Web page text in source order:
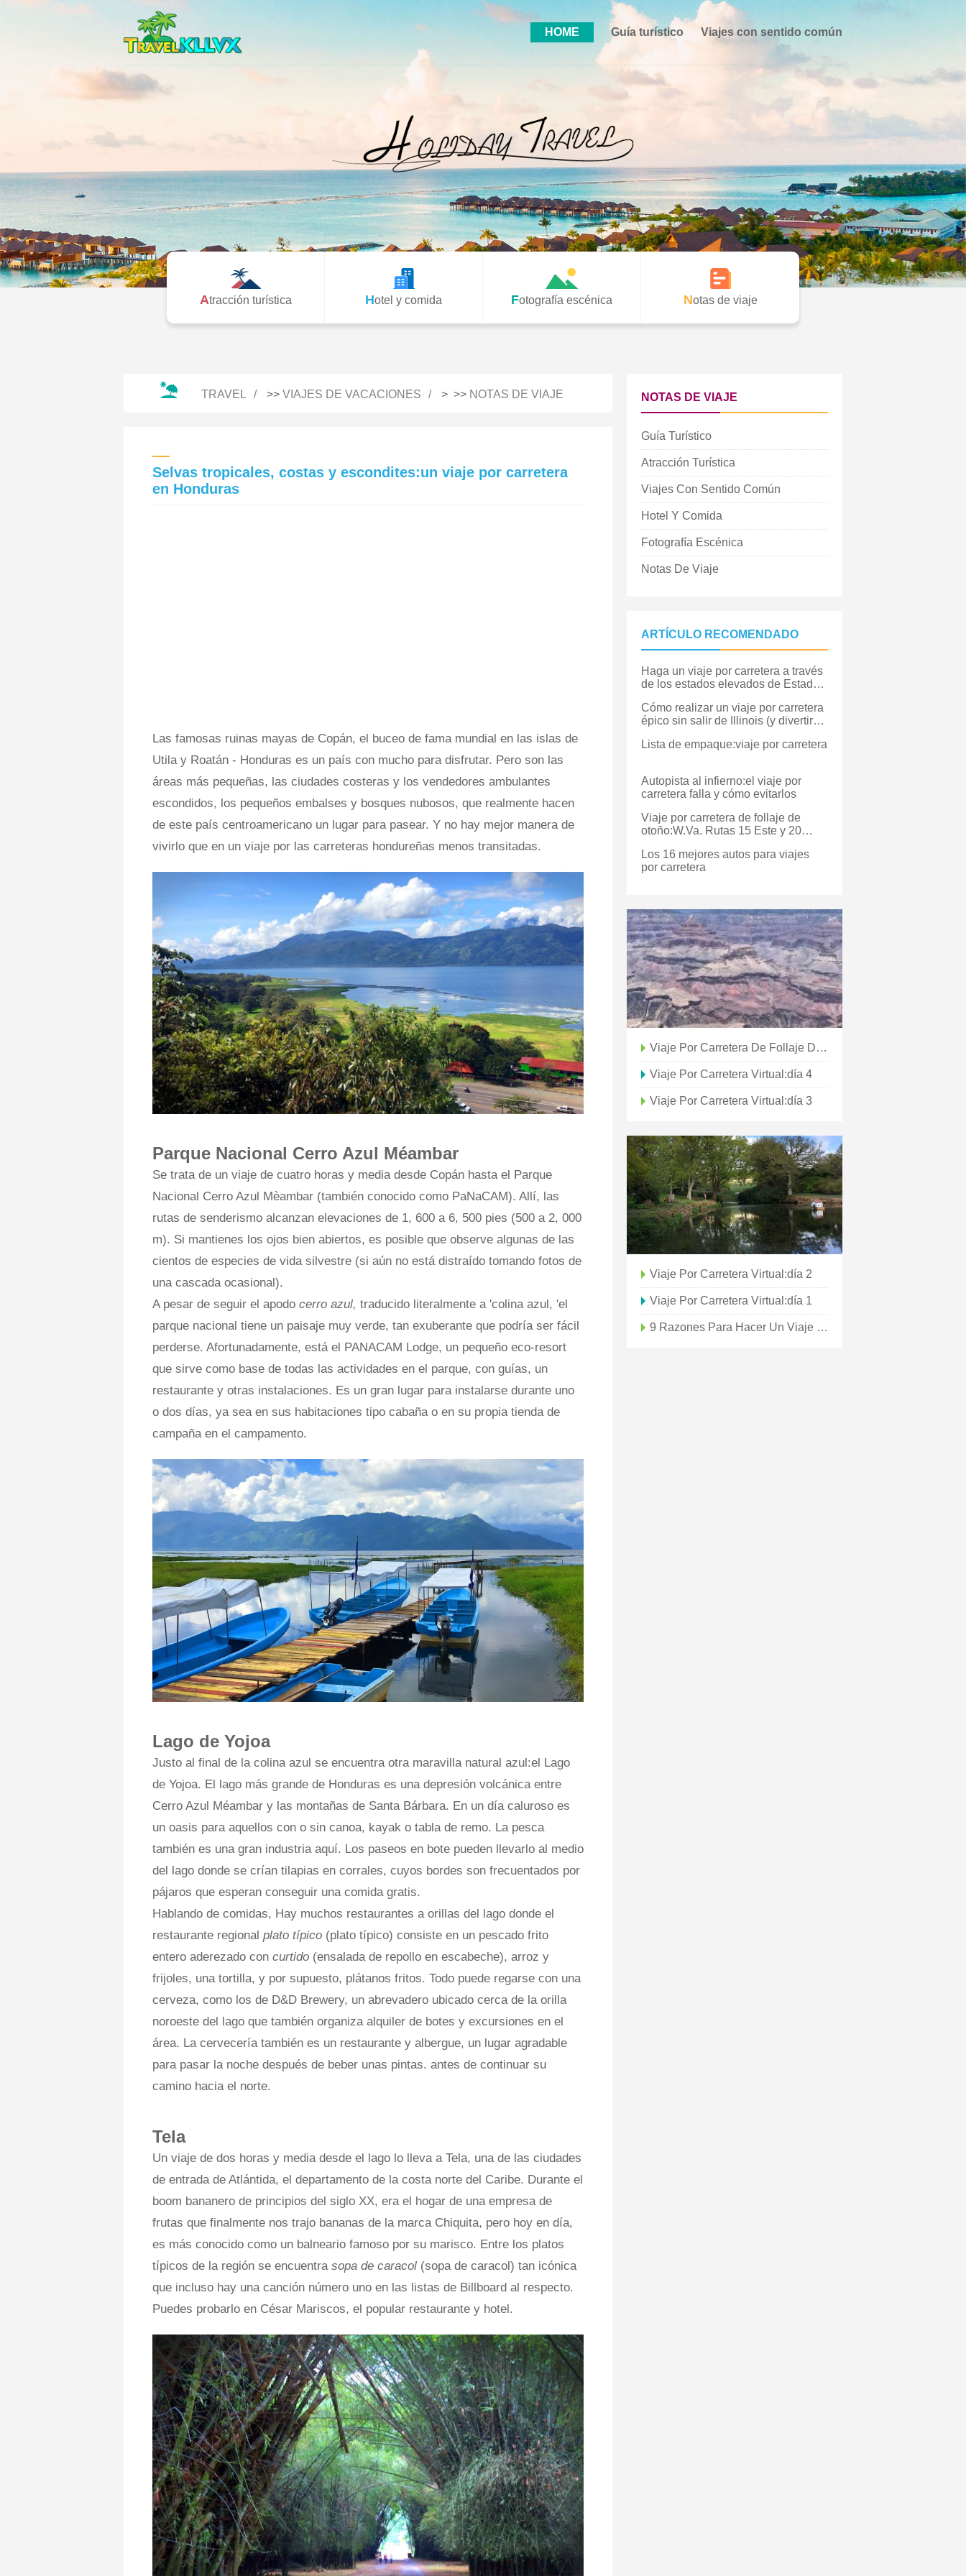
HOME Guía turístico Viajes con sentido común
Atracción turística Hotel y comida Fotografía escénica Notas de viaje
TRAVEL >> VIAJES DE VACACIONES > >> NOTAS DE VIAJE
Selvas tropicales, costas y escondites:un viaje por carretera
en Honduras
Las famosas ruinas mayas de Copán, el buceo de fama mundial en las islas de
Utila y Roatán - Honduras es un país con mucho para disfrutar. Pero son las
áreas más pequeñas, las ciudades costeras y los vendedores ambulantes
escondidos, los pequeños embalses y bosques nubosos, que realmente hacen
de este país centroamericano un lugar para pasear. Y no hay mejor manera de
vivirlo que en un viaje por las carreteras hondureñas menos transitadas.
Parque Nacional Cerro Azul Méambar
Se trata de un viaje de cuatro horas y media desde Copán hasta el Parque
Nacional Cerro Azul Mèambar (también conocido como PaNaCAM). Allí, las
rutas de senderismo alcanzan elevaciones de 1, 600 a 6, 500 pies (500 a 2, 000
m). Si mantienes los ojos bien abiertos, es posible que observe algunas de las
cientos de especies de vida silvestre (si aún no está distraído tomando fotos de
una cascada ocasional).
A pesar de seguir el apodo cerro azul, traducido literalmente a 'colina azul, 'el
parque nacional tiene un paisaje muy verde, tan exuberante que podría ser fácil
perderse. Afortunadamente, está el PANACAM Lodge, un pequeño eco-resort
que sirve como base de todas las actividades en el parque, con guías, un
restaurante y otras instalaciones. Es un gran lugar para instalarse durante uno
o dos días, ya sea en sus habitaciones tipo cabaña o en su propia tienda de
campaña en el campamento.
Lago de Yojoa
Justo al final de la colina azul se encuentra otra maravilla natural azul:el Lago
de Yojoa. El lago más grande de Honduras es una depresión volcánica entre
Cerro Azul Méambar y las montañas de Santa Bárbara. En un día caluroso es
un oasis para aquellos con o sin canoa, kayak o tabla de remo. La pesca
también es una gran industria aquí. Los paseos en bote pueden llevarlo al medio
del lago donde se crían tilapias en corrales, cuyos bordes son frecuentados por
pájaros que esperan conseguir una comida gratis.
Hablando de comidas, Hay muchos restaurantes a orillas del lago donde el
restaurante regional plato típico (plato típico) consiste en un pescado frito
entero aderezado con curtido (ensalada de repollo en escabeche), arroz y
frijoles, una tortilla, y por supuesto, plátanos fritos. Todo puede regarse con una
cerveza, como los de D&D Brewery, un abrevadero ubicado cerca de la orilla
noroeste del lago que también organiza alquiler de botes y excursiones en el
área. La cervecería también es un restaurante y albergue, un lugar agradable
para pasar la noche después de beber unas pintas. antes de continuar su
camino hacia el norte.
Tela
Un viaje de dos horas y media desde el lago lo lleva a Tela, una de las ciudades
de entrada de Atlántida, el departamento de la costa norte del Caribe. Durante el
boom bananero de principios del siglo XX, era el hogar de una empresa de
frutas que finalmente nos trajo bananas de la marca Chiquita, pero hoy en día,
es más conocido como un balneario famoso por su marisco. Entre los platos
típicos de la región se encuentra sopa de caracol (sopa de caracol) tan icónica
que incluso hay una canción número uno en las listas de Billboard al respecto.
Puedes probarlo en César Mariscos, el popular restaurante y hotel.
NOTAS DE VIAJE
Guía Turístico
Atracción Turística
Viajes Con Sentido Común
Hotel Y Comida
Fotografía Escénica
Notas De Viaje
ARTÍCULO RECOMENDADO
Haga un viaje por carretera a través
de los estados elevados de Estados
Cómo realizar un viaje por carretera
épico sin salir de Illinois (y divertirse
Lista de empaque:viaje por carretera
Autopista al infierno:el viaje por
carretera falla y cómo evitarlos
Viaje por carretera de follaje de
otoño:W.Va. Rutas 15 Este y 20
Los 16 mejores autos para viajes
por carretera
Viaje Por Carretera De Follaje De Otoño:W.Va.26 A W.Va.24
Viaje Por Carretera Virtual:día 4
Viaje Por Carretera Virtual:día 3
Viaje Por Carretera Virtual:día 2
Viaje Por Carretera Virtual:día 1
9 Razones Para Hacer Un Viaje Por Carretera A Lake Charles